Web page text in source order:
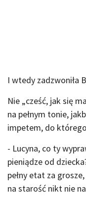
I wtedy zadzwoniła
Nie „cześć, jak się
na pełnym tonie,
impetem, do
- Lucyna, co ty
pieniądze od
pełny etat za
na starość nikt nie